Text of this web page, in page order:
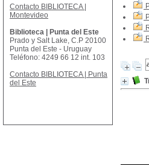
Contacto BIBLIOTECA |
Montevideo
Biblioteca | Punta del Este
Prado y Salt Lake, C.P 20100
Punta del Este - Uruguay
Teléfono: 4249 66 12 int. 103
Contacto BIBLIOTECA | Punta
del Este